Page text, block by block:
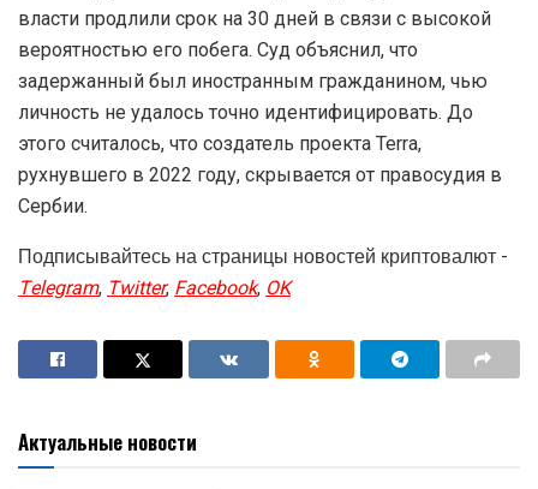
власти продлили срок на 30 дней в связи с высокой
вероятностью его побега. Суд объяснил, что
задержанный был иностранным гражданином, чью
личность не удалось точно идентифицировать. До
этого считалось, что создатель проекта Terra,
рухнувшего в 2022 году, скрывается от правосудия в
Сербии.
Подписывайтесь на страницы новостей криптовалют -
Telegram,Twitter,Facebook,OK
Актуальные новости